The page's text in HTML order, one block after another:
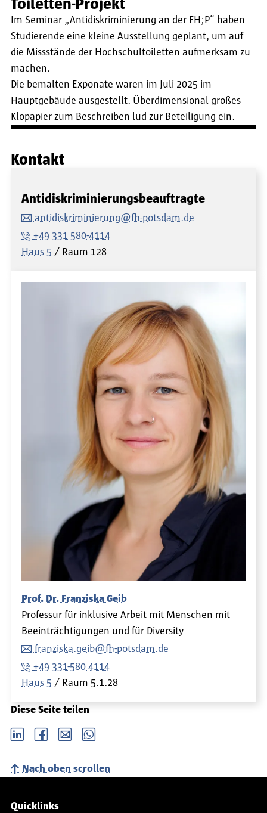
Toiletten-Projekt
Im Seminar „Antidiskriminierung an der FH;P“ haben
Studierende eine kleine Ausstellung geplant, um auf
die Missstände der Hochschultoiletten aufmerksam zu
machen.
Die bemalten Exponate waren im Juli 2025 im
Hauptgebäude ausgestellt. Überdimensional großes
Klopapier zum Beschreiben lud zur Beteiligung ein.
Kontakt
Antidiskriminierungsbeauftragte
antidiskriminierung@fh-potsdam.de
+49 331 580-4114
Haus 5
Raum 128
Prof. Dr. Franziska Geib
Professur für inklusive Arbeit mit Menschen mit
Beeinträchtigungen und für Diversity
franziska.geib@fh-potsdam.de
+49 331-580 4114
Haus 5
Raum 5.1.28
Diese Seite teilen
LinkedIn Facebook email Whatsapp
Nach oben scrollen
Service-Navigation
Quicklinks